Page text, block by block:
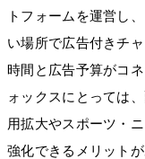
トフォームを運営し
い場所で広告付きチ
時間と広告予算がコ
ォックスにとっては
用拡大やスポーツ・
強化できるメリットが